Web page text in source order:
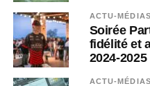
ACTU-MÉDIAS
Soirée
fidélité et
2024-2025
ACTU-MÉDIAS